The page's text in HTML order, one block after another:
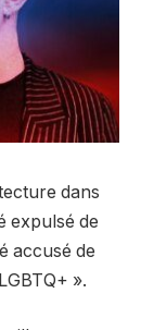
dans
expulsé de
accusé de
».